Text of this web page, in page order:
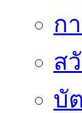
ก
ส
บั